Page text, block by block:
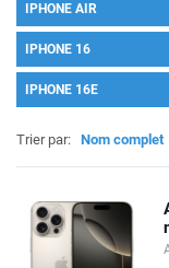
IPHONE AIR
IPHONE 16
IPHONE 16E
Trier par: Nom complet